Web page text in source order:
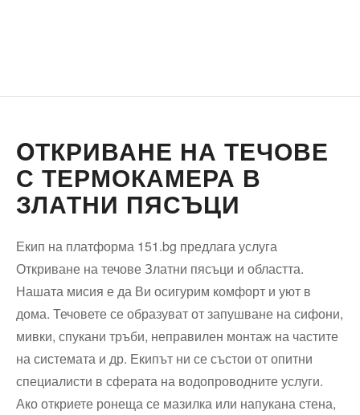
OТКРИВАНЕ НА ТЕЧОВЕ
С ТЕРМОКАМЕРА В
ЗЛАТНИ ПЯСЪЦИ
Екип на платформа 151.bg предлага услуга
Откриване на течове Златни пясъци и областта.
Нашата мисия е да Ви осигурим комфорт и уют в
дома. Течовете се образуват от запушване на сифони,
мивки, спукани тръби, неправилен монтаж на частите
на системата и др. Екипът ни се състои от опитни
специалисти в сферата на водопроводните услуги.
Ако откриете ронеща се мазилка или напукана стена,